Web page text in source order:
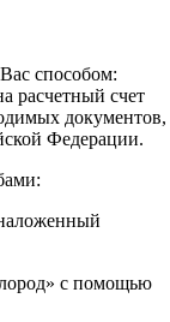
способом:
расчетный счет
документов,
Федерации.
с помощью